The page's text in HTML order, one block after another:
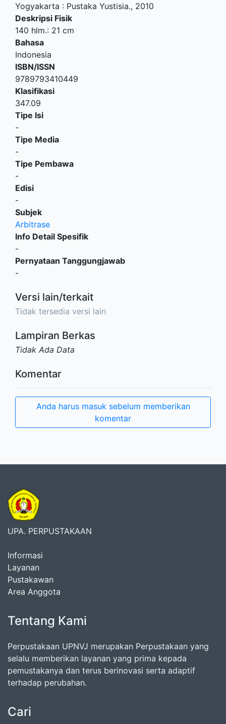
Yogyakarta : Pustaka Yustisia., 2010
Deskripsi Fisik
140 hlm.: 21 cm
Bahasa
Indonesia
ISBN/ISSN
9789793410449
Klasifikasi
347.09
Tipe Isi
-
Tipe Media
-
Tipe Pembawa
-
Edisi
-
Subjek
Arbitrase
Info Detail Spesifik
-
Pernyataan Tanggungjawab
-
Versi lain/terkait
Tidak tersedia versi lain
Lampiran Berkas
Tidak Ada Data
Komentar
Anda harus masuk sebelum memberikan
komentar
UPA. PERPUSTAKAAN
Informasi
Layanan
Pustakawan
Area Anggota
Tentang Kami
Perpustakaan UPNVJ merupakan Perpustakaan yang
selalu memberikan layanan yang prima kepada
pemustakanya dan terus berinovasi serta adaptif
terhadap perubahan.
Cari